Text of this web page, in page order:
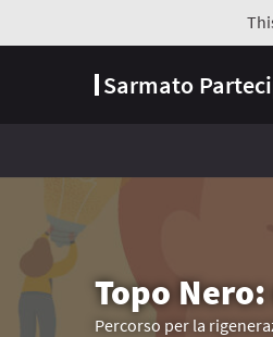
Sarmato
Topo
Percorso per la